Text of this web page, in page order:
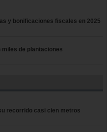
y bonificaciones fiscales en 2025
miles de plantaciones
recorrido casi cien metros